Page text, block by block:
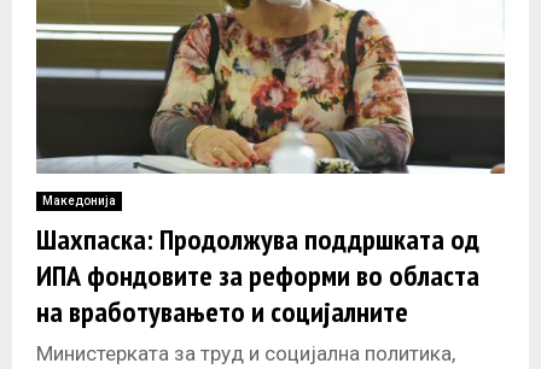
Македонија
Шахпаска: Продолжува поддршката од
ИПА фондовите за реформи во областа
на вработувањето и социјалните
политики
Министерката за труд и социјална политика,